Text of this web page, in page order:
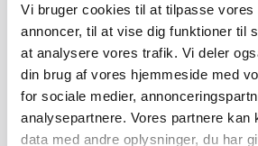
Vi bruger cookies til at tilpasse vores
annoncer, til at vise dig funktioner til
at analysere vores trafik. Vi deler
din brug af vores hjemmeside med
for sociale medier,
analysepartnere. Vores partnere kan
data med andre oplysninger, du har
For SFO Enghavegård er et af de
styrke børnenes selvværd
former for idræt, og netop her
godt ind. Ifølge pædagog og aktiv
Jørgen Pagh Jensen kræver det
at gennemføre et dyk, men